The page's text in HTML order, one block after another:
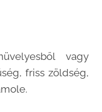
vagy
friss zöldség,